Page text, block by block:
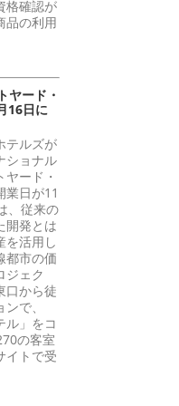
格確認が
品の利用
ード・
16日に
テルズが
ショナル
ード・
業日が11
、従来の
開発とは
を活用し
都市の価
ジェク
口から徒
で、
ル」をコ
の客室
イトで受